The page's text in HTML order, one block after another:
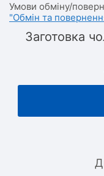
Умови обміну/
"Обмін та
Заготовка